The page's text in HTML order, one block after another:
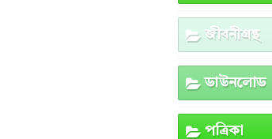
জীবনীগ্রন্থ
ডাউনলোড
পত্রিকা